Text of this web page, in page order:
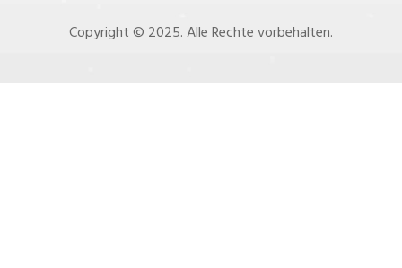
Copyright © 2025. Alle Rechte vorbehalten.